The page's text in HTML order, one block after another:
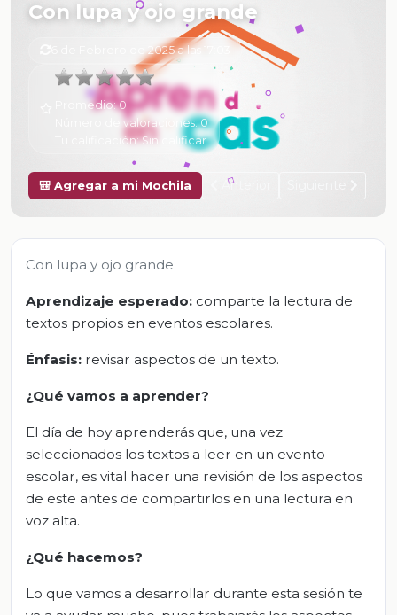
Con lupa y ojo grande
6 de Febrero de 2025 a las 17:03
Promedio:0
Número de valoraciones:0
Tu calificación:Sin calificar
🎒 Agregar a mi Mochila Anterior
Con lupa y ojo grande
Aprendizaje esperado: comparte la lectura de
textos propios en eventos escolares.
Énfasis: revisar aspectos de un texto.
¿Qué vamos a aprender?
El día de hoy aprenderás que, una vez
seleccionados los textos a leer en un evento
escolar, es vital hacer una revisión de los aspectos
de este antes de compartirlos en una lectura en
voz alta.
¿Qué hacemos?
Lo que vamos a desarrollar durante esta sesión te